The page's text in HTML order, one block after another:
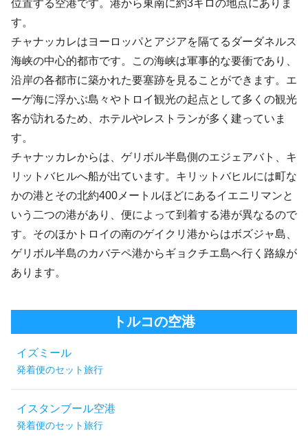
位置する空港です。港から東南に約3キロの地点にありま
す。
チャナッカレはヨーロッパとアジアを隔てるダーダネルス
海峡の中心的都市です。この海峡は軍事的な要衝であり、
沿岸の各都市に築かれた要塞跡を見ることができます。エ
ーゲ海に浮かぶ島々やトロイ観光の起点として多くの観光
客が訪れるため、ホテルやレストランが多く建っていま
す。
チャナッカレからは、ゲリボル半島側のエジェアバト、キ
リットバヒルへ船が出ています。キリットバヒルには町な
かの港とその北約400メートルほどにあるイエニリマンと
いう二つの港があり、便によって到着する港が異なるので
す。そのほかトロイの南のゲイクリ港からはボズジャ島、
ゲリボル半島のカバテペ港からギョクチエ島へ行く路線が
あります。
トルコの空港
イズミール
発着便のセット旅行
イスタンブール空港
発着便のセット旅行